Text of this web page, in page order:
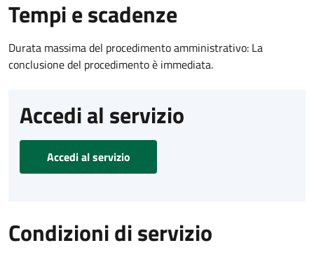
Tempi e scadenze
Durata massima del procedimento amministrativo: La
conclusione del procedimento è immediata.
Accedi al servizio
Accedi al servizio
Condizioni di servizio